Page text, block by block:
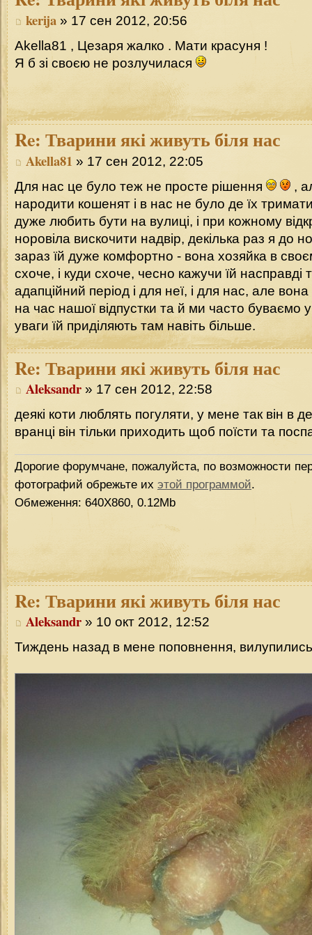
kerija » 17 сен 2012, 20:56
Akella81 , Цезаря жалко . Мати красуня !
Я б зі своєю не розлучилася
Re: Тварини які живуть біля нас
Akella81 » 17 сен 2012, 22:05
Для нас це було теж не просте рішення
,
народити кошенят і в нас не було де їх
дуже любить бути на вулиці, і при кожному
норовіла вискочити надвір, декілька раз я до
зараз їй дуже комфортно - вона хозяйка в
схоче, і куди схоче, чесно кажучи їй
адапційний період і для неї, і для нас, але
на час нашої відпустки та й ми часто буваємо у
уваги їй приділяють там навіть більше.
Re: Тварини які живуть біля нас
Aleksandr » 17 сен 2012, 22:58
деякі коти люблять погуляти, у мене так він в
вранці він тільки приходить щоб поїсти та
Дорогие форумчане, пожалуйста, по возможности
фотографий обрежьте их этой программой.
Обмеження: 640Х860, 0.12Mb
Re: Тварини які живуть біля нас
Aleksandr » 10 окт 2012, 12:52
Тиждень назад в мене поповнення,